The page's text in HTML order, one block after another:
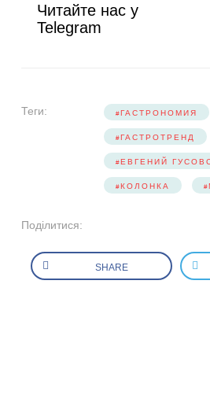
Читайте нас у
Telegram
Теги: ГАСТРОНОМИЯ
ГАСТРОТРЕНД
ЕВГЕНИЙ
КОЛОНКА
Поділитися:
SHARE